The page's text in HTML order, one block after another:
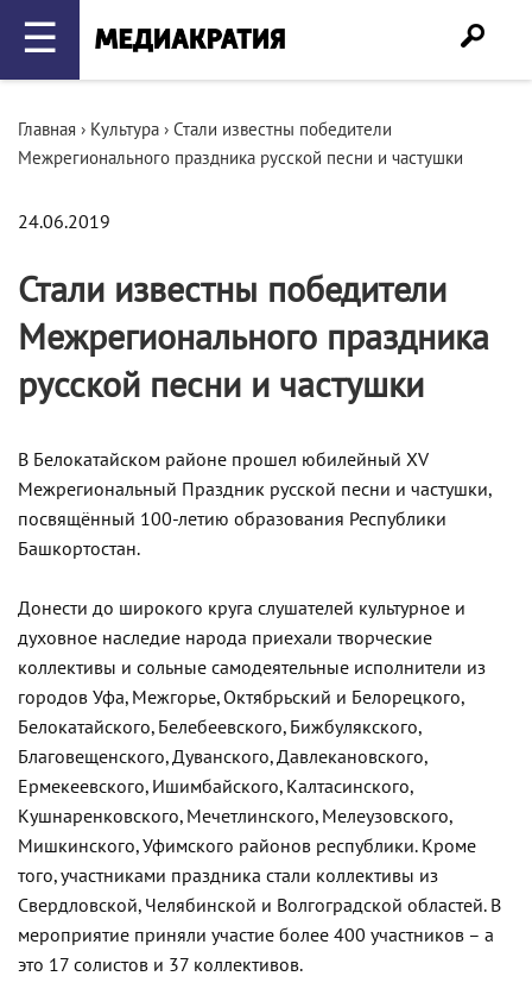
☰
Главная › Культура › Стали известны победители
Межрегионального праздника русской песни и частушки
24.06.2019
Стали известны победители
Межрегионального праздника
русской песни и частушки
В Белокатайском районе прошел юбилейный XV
Межрегиональный Праздник русской песни и частушки,
посвящённый 100-летию образования Республики
Башкортостан.
Донести до широкого круга слушателей культурное и
духовное наследие народа приехали творческие
коллективы и сольные самодеятельные исполнители из
городов Уфа, Межгорье, Октябрьский и Белорецкого,
Белокатайского, Белебеевского, Бижбулякского,
Благовещенского, Дуванского, Давлекановского,
Ермекеевского, Ишимбайского, Калтасинского,
Кушнаренковского, Мечетлинского, Мелеузовского,
Мишкинского, Уфимского районов республики. Кроме
того, участниками праздника стали коллективы из
Свердловской, Челябинской и Волгоградской областей. В
мероприятие приняли участие более 400 участников – а
это 17 солистов и 37 коллективов.